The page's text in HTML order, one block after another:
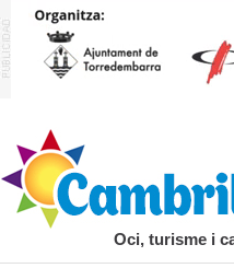
Oci, turisme i